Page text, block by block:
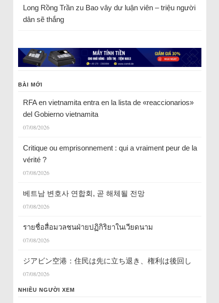
Long Rồng Trầnzu Bao vây dư luận viên – triệu người
dân sẽ thắng
BÀI MỚI
RFA en vietnamita entra en la lista de «reaccionarios»
del Gobierno vietnamita
07/08/2026
Critique ou emprisonnement : qui a vraiment peur de la
vérité ?
07/08/2026
베트남 변호사 연합회, 곧 해체될 전망
07/08/2026
รายชื่อสื่อมวลชนฝ่ายปฏิกิริยาในเวียดนาม
07/08/2026
ジアビン空港：住民は先に立ち退き、権利は後回し
07/08/2026
NHIỀU NGƯỜI XEM